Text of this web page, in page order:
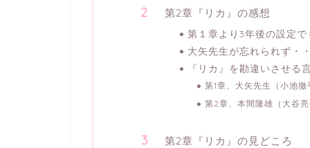
第2章『リカ』の感想
第１章より3年後の設定で
大矢先生が忘れられず・・
『リカ』を勘違いさせる
第1章、大矢先生（小池徹
第2章、本間隆雄（大谷
第2章『リカ』の見どころ